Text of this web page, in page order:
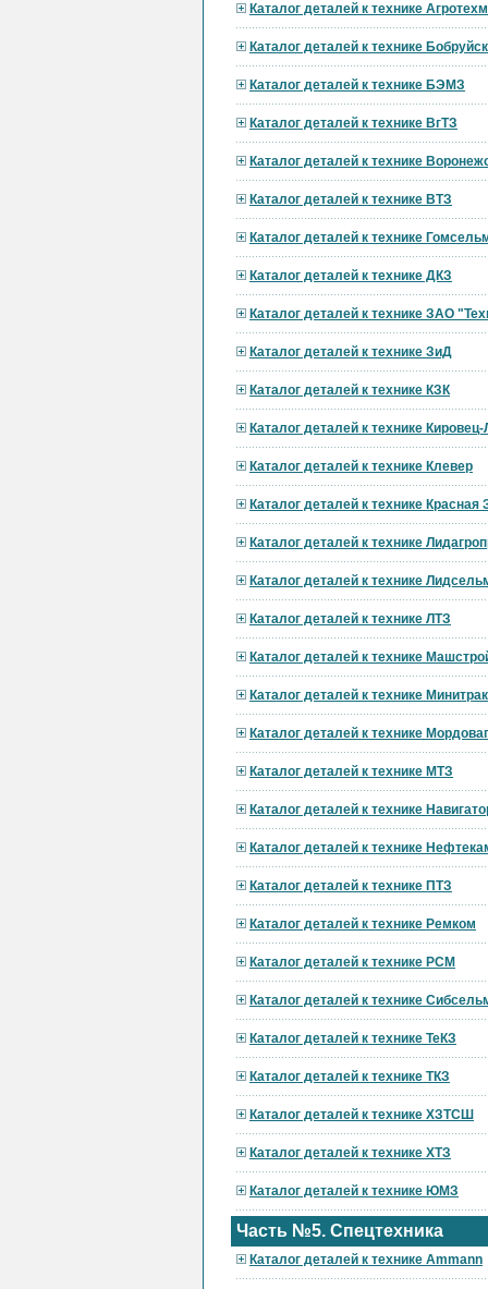
Каталог деталей к технике
Каталог деталей к технике
Каталог деталей к технике БЭМЗ
Каталог деталей к технике ВгТЗ
Каталог деталей к технике
Каталог деталей к технике ВТЗ
Каталог деталей к технике
Каталог деталей к технике ДКЗ
Каталог деталей к технике ЗАО
Каталог деталей к технике ЗиД
Каталог деталей к технике КЗК
Каталог деталей к технике
Каталог деталей к технике Клевер
Каталог деталей к технике Красная
Каталог деталей к технике
Каталог деталей к технике
Каталог деталей к технике ЛТЗ
Каталог деталей к технике
Каталог деталей к технике
Каталог деталей к технике
Каталог деталей к технике МТЗ
Каталог деталей к технике
Каталог деталей к технике
Каталог деталей к технике ПТЗ
Каталог деталей к технике Ремком
Каталог деталей к технике РСМ
Каталог деталей к технике
Каталог деталей к технике ТеКЗ
Каталог деталей к технике ТКЗ
Каталог деталей к технике ХЗТСШ
Каталог деталей к технике ХТЗ
Каталог деталей к технике ЮМЗ
Часть №5. Спецтехника
Каталог деталей к технике Ammann